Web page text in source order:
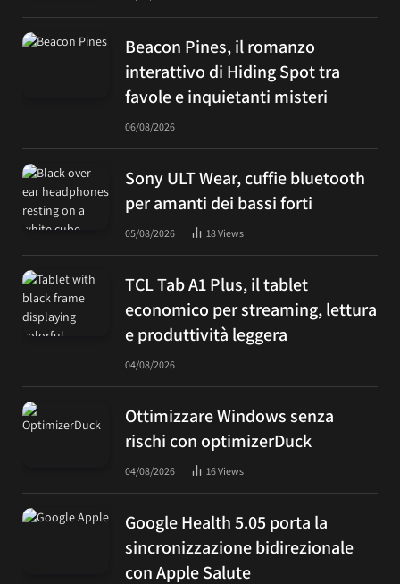
Beacon Pines, il romanzo
interattivo di Hiding Spot tra
favole e inquietanti misteri
06/08/2026
Sony ULT Wear, cuffie bluetooth
per amanti dei bassi forti
05/08/2026 18Views
TCL Tab A1 Plus, il tablet
economico per streaming, lettura
e produttività leggera
04/08/2026
Ottimizzare Windows senza
rischi con optimizerDuck
04/08/2026 16Views
Google Health 5.05 porta la
sincronizzazione bidirezionale
con Apple Salute